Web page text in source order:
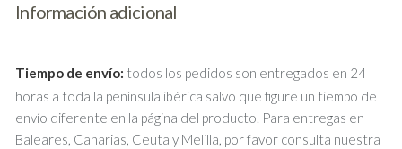
Información adicional
Tiempo de envío: todos los pedidos son entregados en 24
horas a toda la península ibérica salvo que figure un tiempo de
envío diferente en la página del producto. Para entregas en
Baleares, Canarias, Ceuta y Melilla, por favor consulta nuestra